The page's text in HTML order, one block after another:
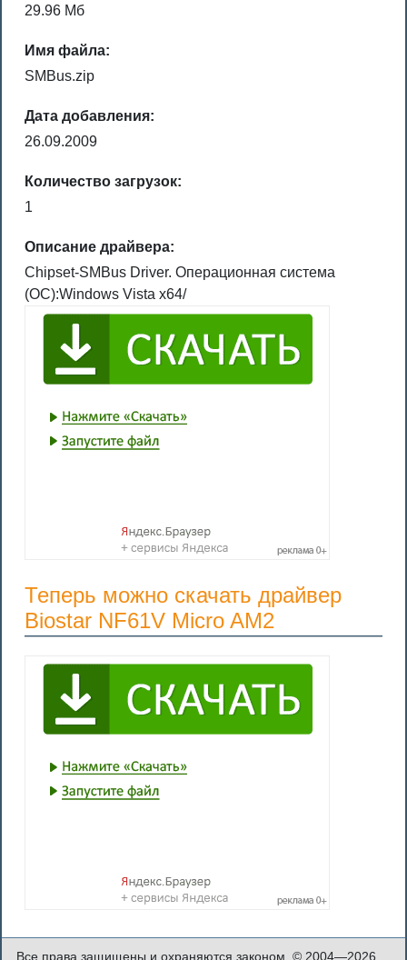
29.96 Мб
Имя файла:
SMBus.zip
Дата добавления:
26.09.2009
Количество загрузок:
1
Описание драйвера:
Chipset-SMBus Driver. Операционная система
(ОС):Windows Vista x64/
Теперь можно скачать драйвер
Biostar NF61V Micro AM2
Все права защищены и охраняются законом. © 2004—2026